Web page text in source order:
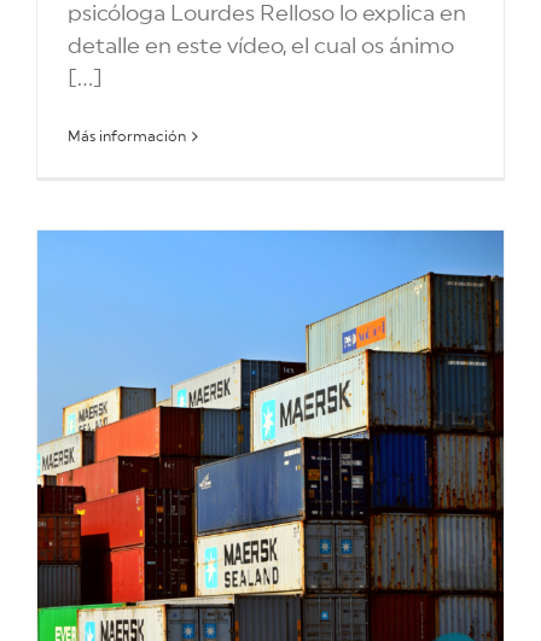
psicóloga Lourdes Relloso lo explica en
detalle en este vídeo, el cual os ánimo
Más información